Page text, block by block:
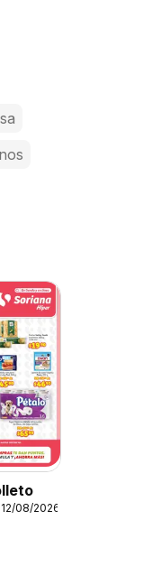
08/2026